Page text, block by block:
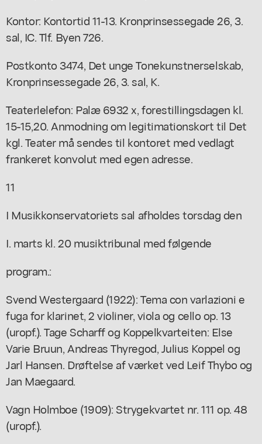
Kontor: Kontortid 11-13. Kronprinsessegade 26, 3.
sal, IC. Tlf. Byen 726.
Postkonto 3474, Det unge Tonekunstnerselskab,
Kronprinsessegade 26, 3. sal, K.
Teaterlelefon: Palæ 6932 x, forestillingsdagen kl.
15-15,20. Anmodning om legitimationskort til Det
kgl. Teater må sendes til kontoret med vedlagt
frankeret konvolut med egen adresse.
11
I Musikkonservatoriets sal afholdes torsdag den
I. marts kl. 20 musiktribunal med følgende
program.:
Svend Westergaard (1922): Tema con varlazioni e
fuga for klarinet, 2 violiner, viola og cello op. 13
(uropf.). Tage Scharff og Koppelkvarteiten: Else
Varie Bruun, Andreas Thyregod, Julius Koppel og
Jarl Hansen. Drøftelse af værket ved Leif Thybo og
Jan Maegaard.
Vagn Holmboe (1909): Strygekvartet nr. 111 op. 48
(uropf.).